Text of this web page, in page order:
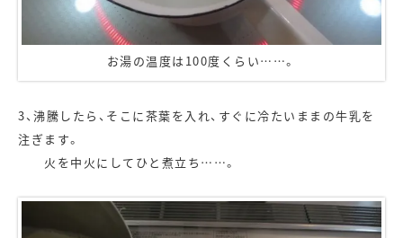
お湯の温度は100度くらい……。
3、沸騰したら、そこに茶葉を入れ、すぐに冷たいままの牛乳を
注ぎます。
火を中火にしてひと煮立ち……。